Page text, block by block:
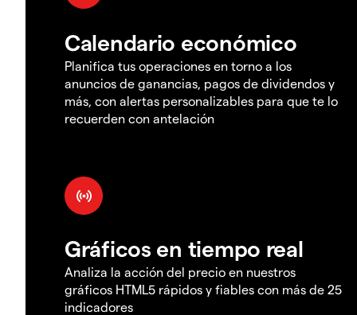
Calendario económico
Planifica tus operaciones en torno a los
anuncios de ganancias, pagos de dividendos y
más, con alertas personalizables para que te lo
recuerden con antelación
Gráficos en tiempo real
Analiza la acción del precio en nuestros
gráficos HTML5 rápidos y fiables con más de 25
indicadores